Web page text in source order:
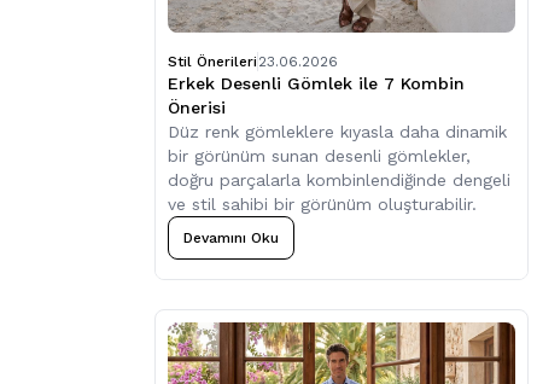
Stil Önerileri 23.06.2026
Erkek Desenli Gömlek ile 7 Kombin
Önerisi
Düz renk gömleklere kıyasla daha dinamik
bir görünüm sunan desenli gömlekler,
doğru parçalarla kombinlendiğinde dengeli
ve stil sahibi bir görünüm oluşturabilir.
Devamını Oku